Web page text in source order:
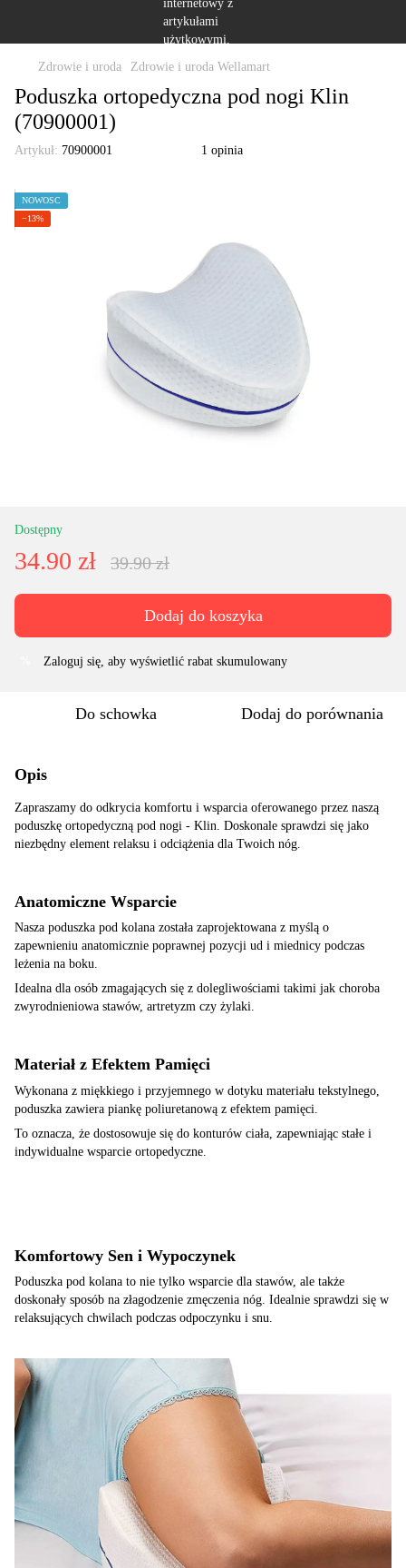
Zdrowie i uroda Zdrowie i uroda Wellamart
Poduszka ortopedyczna pod nogi Klin
(70900001)
Artykuł: 70900001 1 opinia
NOWOŚĆ
−13%
Dostępny
34.90 zł 39.90 zł
Dodaj do koszyka
Zaloguj się , aby wyświetlić rabat skumulowany
Do schowka Dodaj do porównania
Opis
Zapraszamy do odkrycia komfortu i wsparcia oferowanego przez naszą
poduszkę ortopedyczną pod nogi - Klin. Doskonale sprawdzi się jako
niezbędny element relaksu i odciążenia dla Twoich nóg.
Anatomiczne Wsparcie
Nasza poduszka pod kolana została zaprojektowana z myślą o
zapewnieniu anatomicznie poprawnej pozycji ud i miednicy podczas
leżenia na boku.
Idealna dla osób zmagających się z dolegliwościami takimi jak choroba
zwyrodnieniowa stawów, artretyzm czy żylaki.
Materiał z Efektem Pamięci
Wykonana z miękkiego i przyjemnego w dotyku materiału tekstylnego,
poduszka zawiera piankę poliuretanową z efektem pamięci.
To oznacza, że dostosowuje się do konturów ciała, zapewniając stałe i
indywidualne wsparcie ortopedyczne.
Komfortowy Sen i Wypoczynek
Poduszka pod kolana to nie tylko wsparcie dla stawów, ale także
doskonały sposób na złagodzenie zmęczenia nóg. Idealnie sprawdzi się w
relaksujących chwilach podczas odpoczynku i snu.